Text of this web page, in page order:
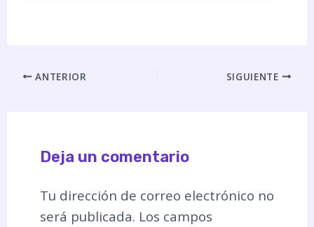
ANTERIOR SIGUIENTE
Deja un comentario
Tu dirección de correo electrónico no
será publicada. Los campos